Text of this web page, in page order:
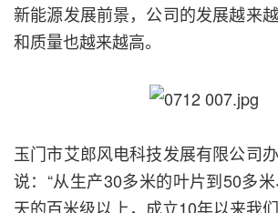
新能源发展前景，公司的发展越来
和质量也越来越高。
玉门市艾郎风电科技发展有限公司
说：“从生产30多米的叶片到50多
天的百米级以上，成立10年以来我